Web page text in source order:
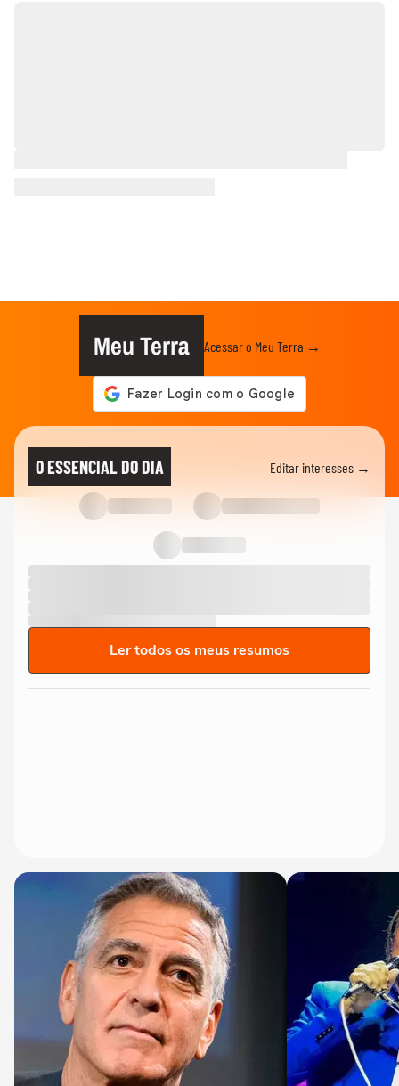
Meu Terra Acessar o Meu Terra →
O ESSENCIAL DO DIA Editar interesses →
Ler todos os meus resumos